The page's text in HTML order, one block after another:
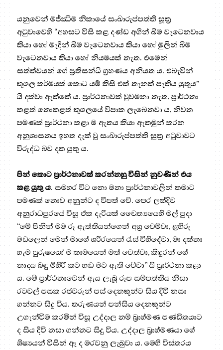
යනුවෙන් මජ්ඣිම නිකායේ සංඛාරුප්පත්ති සූත්‍ර‍
අටුවාවෙහි “අහසට විසි කළ දණ්ඩ අගින් බිම වැටෙනවාය
කියා හෝ මැදින් බිම වැටෙනවාය කියා හෝ මුලින් බිම
වැටෙනවාය කියා හෝ නියමයක් නැත. එමෙන්
සත්ත්වයන් ගේ ප්‍ර‍තිසන්ධි ග්‍ර‍හණය අනියත ය. එබැවින්
කුශල කර්මයක් කොට යම් කිසි එක් තැනක් පැතිය යුතුය”
යි දක්වා ඇත්තේ ය. ප්‍රාර්ථනාවක් වුවමනා නැත, ප්‍රාර්ථනා
කළත් නොකළත් කුශලයේ විපාක ලැබෙනවා ය, නිවන
පමණක් ප්‍රාර්ථනා කළා ම ඇතය කියා ඇතමුන් කරන
අනුශාසනය ඉහත දැක් වූ සංඛාරුප්පත්ති සූත්‍ර‍ අටුවාවට
විරුද්ධ බව දත යුතු ය.
පින් කොට ප්‍රාර්ථනාවක් කරන්නහු විසින් නුවණින් එය
කළ යුතු ය. සමහර විට නො මනා ප්‍රාර්ථනාවලින් තමාට
පමණක් නොව අනුන්ට ද විපත් වේ. පෙර ලක්දිව
අනුරාධපුරයේ විසූ ඒක දැරියක් චෛත්‍යයෙහි මල් පුදා
“මේ පිනින් මම රූ ඇත්තියන්ගෙන් අග්‍ර‍ වෙම්වා, ළහිරු
මඩලෙන් මෙන් මාගේ ශරීරයෙන් රැස් විහිදේවා, මා දක්නා
හැම පුරුෂයෝ ම කාමයෙන් මත් වෙත්වා, කිඳුරන් ගේ
නාදය බඳු මිහිරි කට හඬ මට ඇති වේවා” යි ප්‍රාර්ථනා කළා
ය. මේ ප්‍රාර්ථනාවෙන් ඇය ලැබූ රූප සම්පත්තිය නිසා
රටවල් පසක රජවරුන් පස් දෙනකුන්ට සිය දිවි නසා
ගන්නට සිදු විය. තරුණයන් පන්සිය දෙනකුන්ට
උගැන්වීම කරමින් විසූ උද්දාල නම් බ්‍රාහ්මණ පණ්ඩිතයාට
ද සිය දිවි නසා ගන්නට සිදු විය. උද්දාල බ්‍රාහ්මණයා ගේ
ශිෂ්‍යයන් විසින් ඈ ද මරවනු ලැබුවා ය. මෙහි විස්තරය